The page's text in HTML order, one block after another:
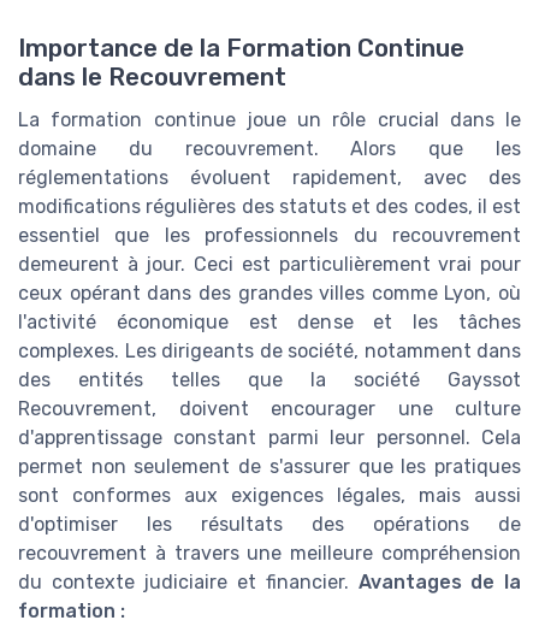
Importance de la Formation Continue
dans le Recouvrement
La formation continue joue un rôle crucial dans le
domaine du recouvrement. Alors que les
réglementations évoluent rapidement, avec des
modifications régulières des statuts et des codes, il est
essentiel que les professionnels du recouvrement
demeurent à jour. Ceci est particulièrement vrai pour
ceux opérant dans des grandes villes comme Lyon, où
l'activité économique est dense et les tâches
complexes. Les dirigeants de société, notamment dans
des entités telles que la société Gayssot
Recouvrement, doivent encourager une culture
d'apprentissage constant parmi leur personnel. Cela
permet non seulement de s'assurer que les pratiques
sont conformes aux exigences légales, mais aussi
d'optimiser les résultats des opérations de
recouvrement à travers une meilleure compréhension
du contexte judiciaire et financier. Avantages de la
formation :